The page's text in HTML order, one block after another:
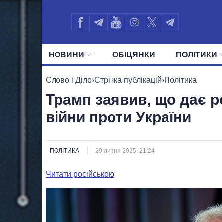
НОВИНИ ОБIЦЯНКИ ПОЛIТИКИ
УСІ ПОЛІТИКИ ПРЕЗИДЕНТ І ОФІС
Слово і Діло›Стрічка публікацій›Політика
Трамп заявив, що дає
війни проти України
ПОЛІТИКА 29 липня 2025, 21:24
Читати російською